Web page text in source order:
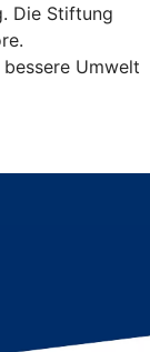
Die Stiftung
Umwelt